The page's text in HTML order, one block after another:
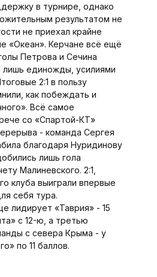
в турнире, однако
результатом не
не приехал крайне
«Океан». Керчане всё ещё
Петрова и Сечина
лишь единожды, усилиями
2:1 в пользу
как побеждать и
Всё самое
со «Спартой-КТ»
- команда Сергея
благодаря Нуридинову
лишь гола
Малиневского. 2:1,
клуба выиграли впервые
себя тура.
лидирует «Таврия» - 15
с 12-ю, а третью
с севера Крыма - у
по 11 баллов.